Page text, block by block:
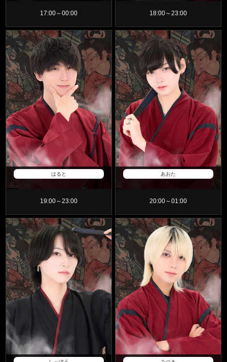
17:00～00:00 18:00～23:00
はると
19:00～23:00
あおた
20:00～01:00